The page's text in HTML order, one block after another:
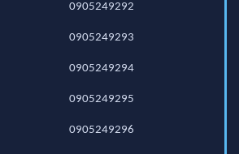
0905249292
0905249293
0905249294
0905249295
0905249296